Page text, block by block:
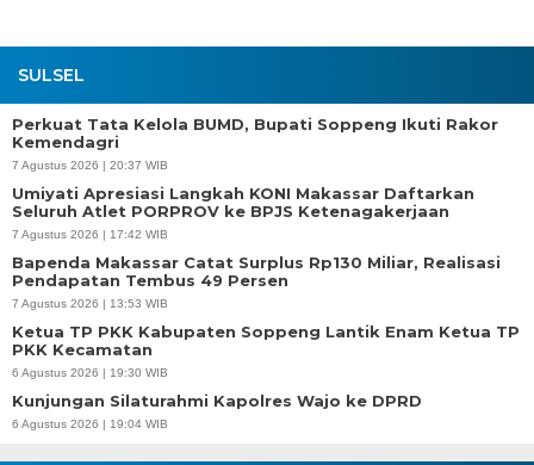
SULSEL
Perkuat Tata Kelola BUMD, Bupati Soppeng Ikuti Rakor
Kemendagri
7 Agustus 2026 | 20:37 WIB
Umiyati Apresiasi Langkah KONI Makassar Daftarkan
Seluruh Atlet PORPROV ke BPJS Ketenagakerjaan
7 Agustus 2026 | 17:42 WIB
Bapenda Makassar Catat Surplus Rp130 Miliar, Realisasi
Pendapatan Tembus 49 Persen
7 Agustus 2026 | 13:53 WIB
Ketua TP PKK Kabupaten Soppeng Lantik Enam Ketua TP
PKK Kecamatan
6 Agustus 2026 | 19:30 WIB
Kunjungan Silaturahmi Kapolres Wajo ke DPRD
6 Agustus 2026 | 19:04 WIB